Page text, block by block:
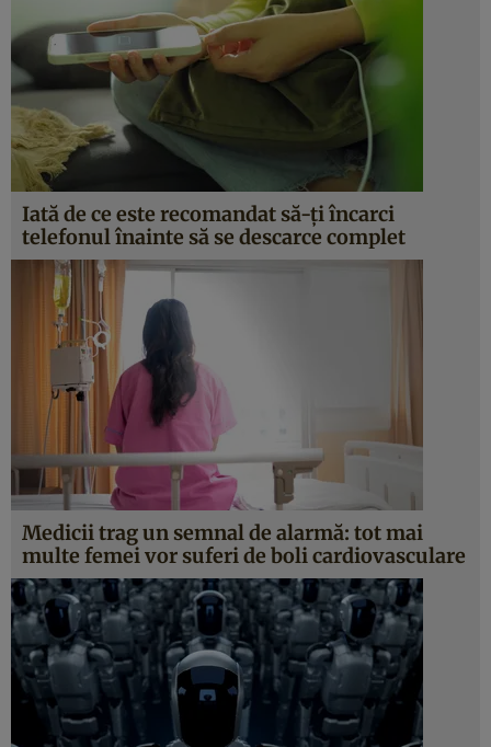
Iată de ce este recomandat să-ți încarci
telefonul înainte să se descarce complet
Medicii trag un semnal de alarmă: tot mai
multe femei vor suferi de boli cardiovasculare